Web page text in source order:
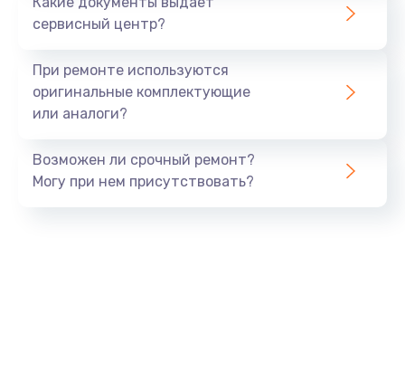
сервисный центр?
При ремонте используются
оригинальные комплектующие
или аналоги?
Возможен ли срочный ремонт?
Могу при нем присутствовать?